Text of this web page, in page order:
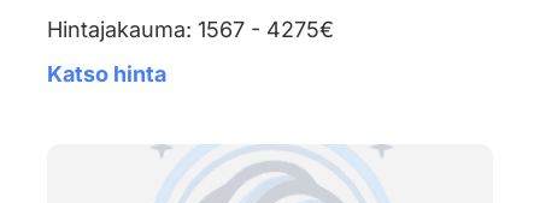
Hintajakauma: 1567 - 4275€
Katso hinta